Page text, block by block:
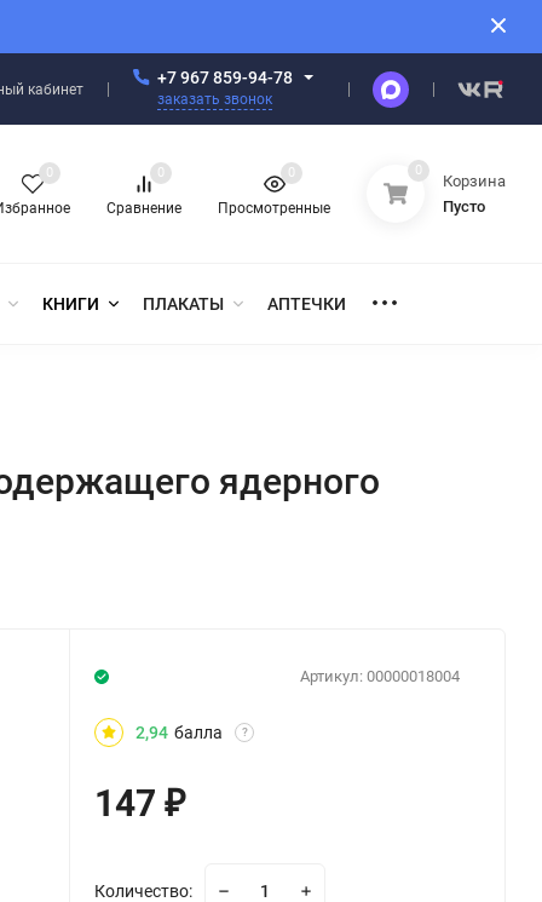
кабинет
+7 967 859-94-78
заказать звонок
0
Сравнение
0
Просмотренные
0 0
Корзина
Пусто
КНИГИ ПЛАКАТЫ АПТЕЧКИ
ядерного
Артикул: 00000018004
2,94 балла ?
147₽
Количество: